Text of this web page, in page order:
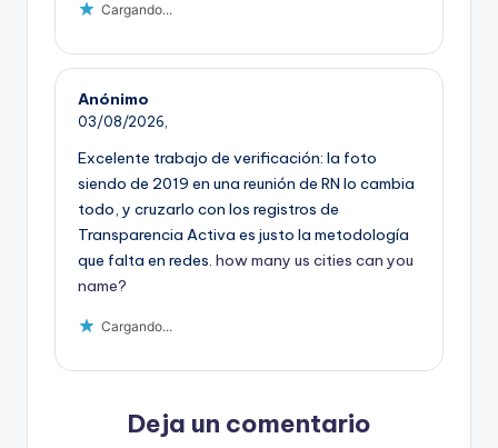
Cargando...
Anónimo
03/08/2026,
Excelente trabajo de verificación: la foto
siendo de 2019 en una reunión de RN lo cambia
todo, y cruzarlo con los registros de
Transparencia Activa es justo la metodología
que falta en redes. how many us cities can you
name?
Cargando...
Deja un comentario